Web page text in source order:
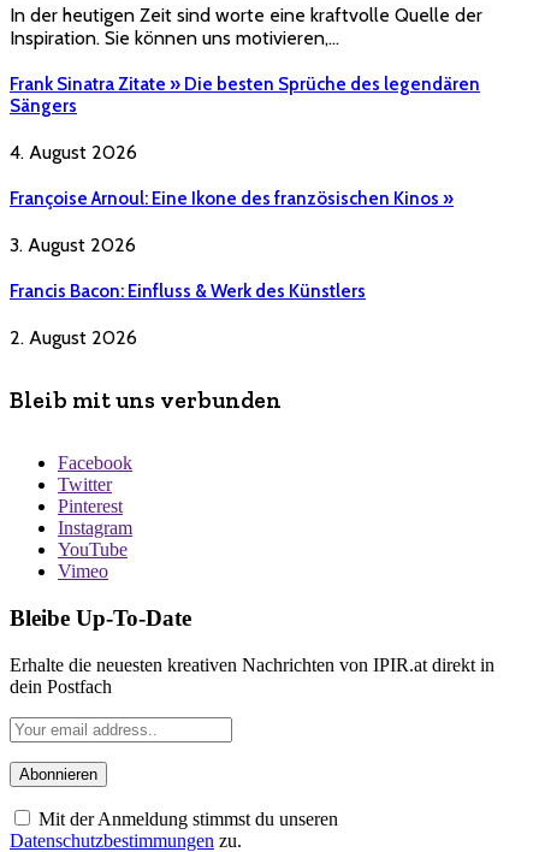
In der heutigen Zeit sind worte eine kraftvolle Quelle der
Inspiration. Sie können uns motivieren,…
Frank Sinatra Zitate » Die besten Sprüche des legendären
Sängers
4. August 2026
Françoise Arnoul: Eine Ikone des französischen Kinos »
3. August 2026
Francis Bacon: Einfluss & Werk des Künstlers
2. August 2026
Bleib mit uns verbunden
Facebook
Twitter
Pinterest
Instagram
YouTube
Vimeo
Bleibe Up-To-Date
Erhalte die neuesten kreativen Nachrichten von IPIR.at direkt in
dein Postfach
Mit der Anmeldung stimmst du unseren
Datenschutzbestimmungen zu.